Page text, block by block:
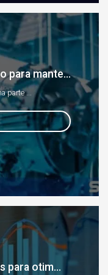
para mante...
parte ...
para otim...